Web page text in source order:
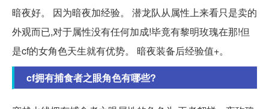
暗夜好。 因为暗夜加经验。 潜龙队从属性上来看只是卖的
外观而已,对于属性没有任何加成!毕竟有黎明玫瑰在那!但
是cf的女角色天生就有优势。 暗夜装备后经验值+。
cf拥有捕食者之眼角色有哪些?